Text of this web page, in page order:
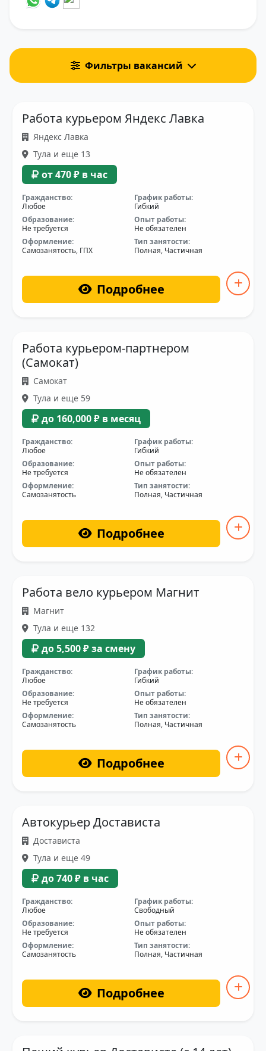
Фильтры вакансий
Работа курьером Яндекс Лавка
Яндекс Лавка
Тула и еще 13
от 470 ₽ в час
Гражданство:
Любое
График работы:
Гибкий
Образование:
Не требуется
Опыт работы:
Не обязателен
Оформление:
Самозанятость, ГПХ
Тип занятости:
Полная, Частичная
Подробнее
Работа курьером-партнером
(Самокат)
Самокат
Тула и еще 59
до 160,000 ₽ в месяц
Гражданство:
Любое
График работы:
Гибкий
Образование:
Не требуется
Опыт работы:
Не обязателен
Оформление:
Самозанятость
Тип занятости:
Полная, Частичная
Подробнее
Работа вело курьером Магнит
Магнит
Тула и еще 132
до 5,500 ₽ за смену
Гражданство:
Любое
График работы:
Гибкий
Образование:
Не требуется
Опыт работы:
Не обязателен
Оформление:
Самозанятость
Тип занятости:
Полная, Частичная
Подробнее
Автокурьер Достависта
Достависта
Тула и еще 49
до 740 ₽ в час
Гражданство:
Любое
График работы:
Свободный
Образование:
Не требуется
Опыт работы:
Не обязателен
Оформление:
Самозанятость
Тип занятости:
Полная, Частичная
Подробнее